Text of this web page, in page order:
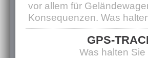
vor allem für
Konsequenzen. Was
GPS-
Was halten